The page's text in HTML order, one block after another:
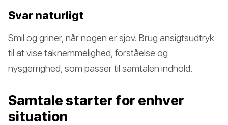
Svar naturligt
Smil og griner, når nogen er sjov. Brug ansigtsudtryk
til at vise taknemmelighed, forståelse og
nysgerrighed, som passer til samtalen indhold.
Samtale starter for enhver
situation